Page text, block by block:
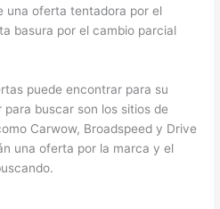
una oferta tentadora por el
basura por el cambio parcial
puede encontrar para su
buscar son los sitios de
Carwow, Broadspeed y Drive
una oferta por la marca y el